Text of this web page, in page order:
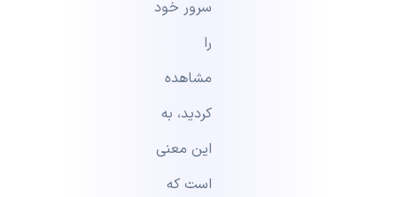
سرور خود
را
مشاهده
کردید، به
این معنی
است که